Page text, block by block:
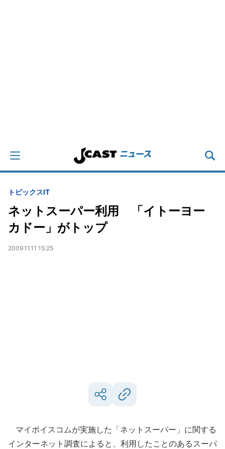
トピックスIT
ネットスーパー利用 「イトーヨー
カドー」がトップ
2009.11.11 15:25
マイボイスコムが実施した「ネットスーパー」に関する
インターネット調査によると、利用したことのあるスーパ